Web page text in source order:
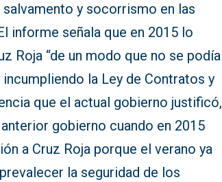
y socorrismo en las
informe señala que en 2015 lo
Roja “de un modo que no se podía
la Ley de Contratos y
que el actual gobierno justificó,
gobierno cuando en 2015
a Cruz Roja porque el verano ya
la seguridad de los